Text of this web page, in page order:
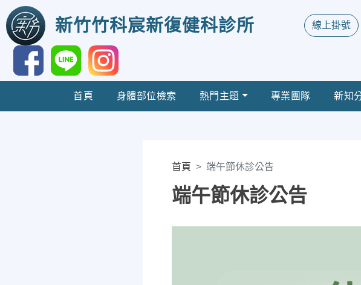
新竹竹科宸新復健科診所 線上掛號
首頁 身體部位檢索 熱門主題 專業團隊 新知
首頁 端午節休診公告
端午節休診公告